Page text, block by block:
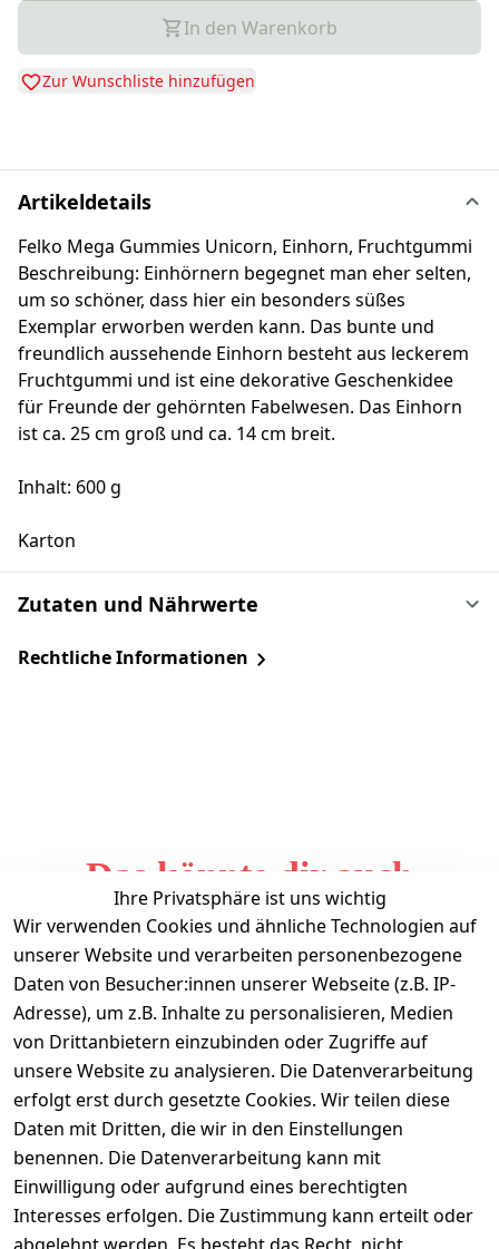
In den Warenkorb
Zur Wunschliste hinzufügen
Artikeldetails
Felko Mega Gummies Unicorn, Einhorn, Fruchtgummi
Beschreibung: Einhörnern begegnet man eher selten,
um so schöner, dass hier ein besonders süßes
Exemplar erworben werden kann. Das bunte und
freundlich aussehende Einhorn besteht aus leckerem
Fruchtgummi und ist eine dekorative Geschenkidee
für Freunde der gehörnten Fabelwesen. Das Einhorn
ist ca. 25 cm groß und ca. 14 cm breit.
Inhalt: 600 g
Karton
Zutaten und Nährwerte
Rechtliche Informationen
Das könnte dir auch
gefallen
Ihre Privatsphäre ist uns wichtig
Wir verwenden Cookies und ähnliche Technologien auf
unserer Website und verarbeiten personenbezogene
Daten von Besucher:innen unserer Webseite (z.B. IP-
Adresse), um z.B. Inhalte zu personalisieren, Medien
von Drittanbietern einzubinden oder Zugriffe auf
unsere Website zu analysieren. Die Datenverarbeitung
erfolgt erst durch gesetzte Cookies. Wir teilen diese
Daten mit Dritten, die wir in den Einstellungen
benennen. Die Datenverarbeitung kann mit
Einwilligung oder aufgrund eines berechtigten
Interesses erfolgen. Die Zustimmung kann erteilt oder
Informationen
Mein Konto